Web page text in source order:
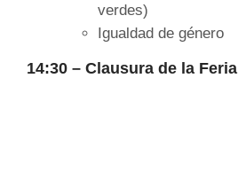
verdes)
Igualdad de género
14:30 – Clausura de la Feria